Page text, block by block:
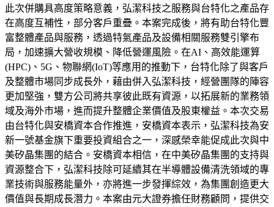
此次併購具高度策略意義，弘潔科技之服務與台特化之產品存
在高度互補性，部分客戶重疊。本案完成後，將有助台特化豐
富整體產品與服務，透過特氣產品及設備相關服務雙引擎布
局，加速擴大營收規模、降低營運風險。在AI、高效能運算
(HPC)、5G、物聯網(IoT)等應用的推動下，台特化除了與客戶
及整體市場同步成長外，藉由併入弘潔科技，經營團隊的陣容
更加堅強，雙方公司將共享彼此既有資源，以拓展新的業務領
域及海外市場，進而提升整體企業價值及股東權益。本次交易
由台特化與安橋資本合作推進，安橋資本表示，弘潔科技為安
新一號基金旗下重要投資組合之一，深感榮幸能促成此次與中
美矽晶集團的結合。安橋資本相信，在中美矽晶集團的支持與
資源整合下，弘潔科技除可延續其在半導體設備清洗領域的專
業技術與服務能量外，亦將進一步發揮綜效，為集團創造更大
價值與長期成長潛力。本案由元大證券擔任財務顧問，提供交